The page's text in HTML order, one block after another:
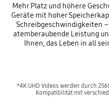
Mehr Platz und höhere
Geräte mit hoher
Schreibgeschwindigkeiten
atemberaubende Leistung
Ihnen, das Leben in all
*4K UHD Videos werden durch
Kompatibilität mit